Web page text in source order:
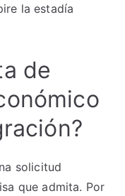
la estadía
de
solicitud
que admita. Por